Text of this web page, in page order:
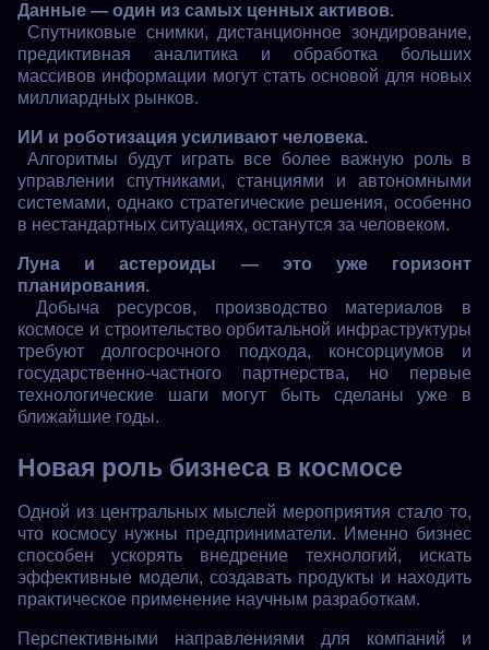
Данные — один из самых ценных активов.
Спутниковые снимки, дистанционное зондирование,
предиктивная аналитика и обработка больших
массивов информации могут стать основой для новых
миллиардных рынков.
ИИ и роботизация усиливают человека.
Алгоритмы будут играть все более важную роль в
управлении спутниками, станциями и автономными
системами, однако стратегические решения, особенно
в нестандартных ситуациях, останутся за человеком.
Луна и астероиды — это уже горизонт
планирования.
Добыча ресурсов, производство материалов в
космосе и строительство орбитальной инфраструктуры
требуют долгосрочного подхода, консорциумов и
государственно-частного партнерства, но первые
технологические шаги могут быть сделаны уже в
ближайшие годы.
Новая роль бизнеса в космосе
Одной из центральных мыслей мероприятия стало то,
что космосу нужны предприниматели. Именно бизнес
способен ускорять внедрение технологий, искать
эффективные модели, создавать продукты и находить
практическое применение научным разработкам.
Перспективными направлениями для компаний и